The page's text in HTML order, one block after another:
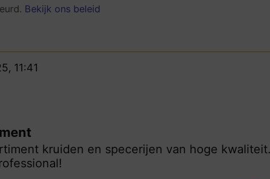
Bekijk ons beleid
11:41
kruiden en specerijen van hoge kwaliteit.